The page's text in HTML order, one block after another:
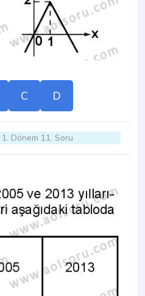
C D
1. Dönem 11. Soru